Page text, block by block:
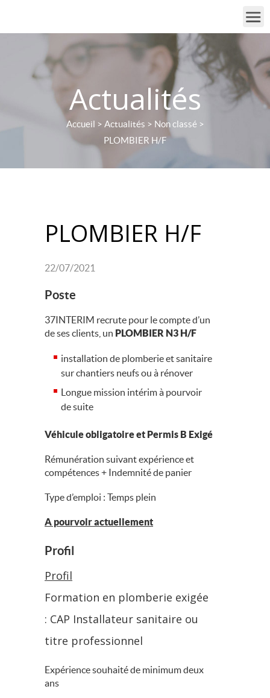
Actualités
Accueil > Actualités > Non classé >
PLOMBIER H/F
PLOMBIER H/F
22/07/2021
Poste
37INTERIM recrute pour le compte d’un
de ses clients, un PLOMBIER N3 H/F
installation de plomberie et sanitaire
sur chantiers neufs ou à rénover
Longue mission intérim à pourvoir
de suite
Véhicule obligatoire et Permis B Exigé
Rémunération suivant expérience et
compétences + Indemnité de panier
Type d’emploi : Temps plein
A pourvoir actuellement
Profil
Profil
Formation en plomberie exigée
: CAP Installateur sanitaire ou
titre professionnel
Expérience souhaité de minimum deux
ans